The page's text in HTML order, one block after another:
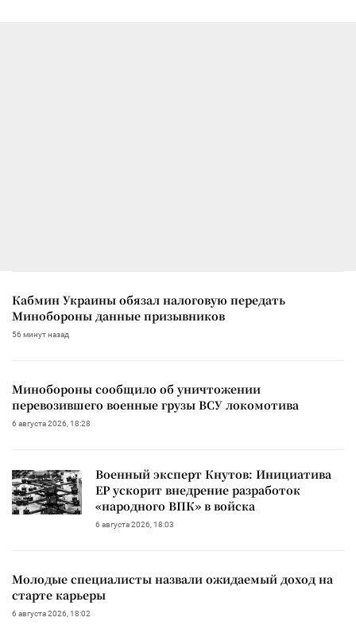
Кабмин Украины обязал налоговую передать
Минобороны данные призывников
56 минут назад
Минобороны сообщило об уничтожении
перевозившего военные грузы ВСУ локомотива
6 августа 2026, 18:28
Военный эксперт Кнутов: Инициатива
ЕР ускорит внедрение разработок
«народного ВПК» в войска
6 августа 2026, 18:03
Молодые специалисты назвали ожидаемый доход на
старте карьеры
6 августа 2026, 18:02